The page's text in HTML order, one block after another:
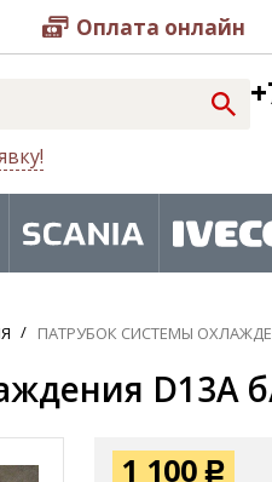
Оплата онлайн
ПАТРУБОК СИСТЕМЫ
D13A
1 100 Р